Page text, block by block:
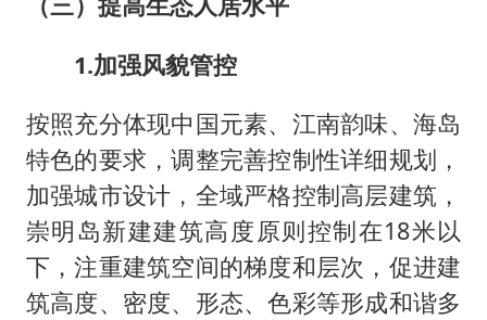
1.加强风貌管控
按照充分体现中国元素、江南韵味、海岛
特色的要求，调整完善控制性详细规划，
加强城市设计，全域严格控制高层建筑，
崇明岛新建建筑高度原则控制在18米以
下，注重建筑空间的梯度和层次，促进建
筑高度、密度、形态、色彩等形成和谐多